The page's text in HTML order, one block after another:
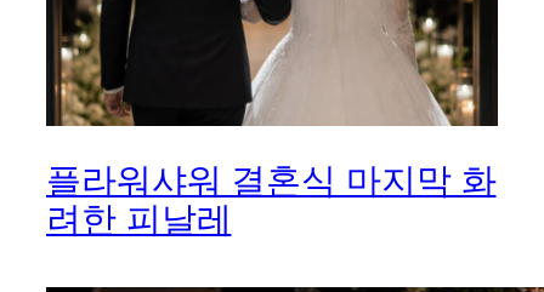
플라워샤워 결혼식 마지막 화
려한 피날레